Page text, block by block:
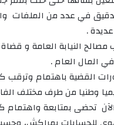
في عدد من الملفات
.
النيابة العامة و
في المال العام .
القضية باهتمام
وطنيا من طرف مختلف
الآن تحضى بمتابعة واهتمام